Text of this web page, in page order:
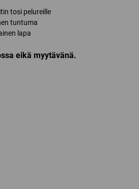
tosi pelureille
tuntuma
lapa
eikä myytävänä.